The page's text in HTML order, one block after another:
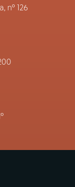
nº 126